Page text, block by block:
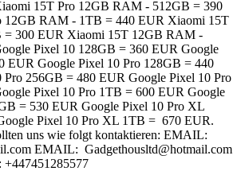
15T Pro 12GB RAM - 512GB = 390
12GB RAM - 1TB = 440 EUR Xiaomi 15T
300 EUR Xiaomi 15T 12GB RAM -
Pixel 10 128GB = 360 EUR Google
EUR Google Pixel 10 Pro 128GB = 440
256GB = 480 EUR Google Pixel 10 Pro
Pixel 10 Pro 1TB = 600 EUR Google
= 530 EUR Google Pixel 10 Pro XL
Pixel 10 Pro XL 1TB = 670 EUR.
uns wie folgt kontaktieren: EMAIL:
EMAIL: Gadgethousltd@hotmail.com